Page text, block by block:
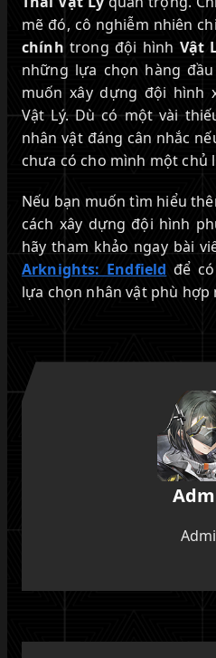
mẽ đó, cô nghiễm nhiên
chính trong đội hình Vật
những lựa chọn hàng
muốn xây dựng đội hình
Vật Lý. Dù có một vài
nhân vật đáng cân nhắc
chưa có cho mình một chủ
Nếu bạn muốn tìm hiểu
cách xây dựng đội hình
hãy tham khảo ngay bài
Arknights: Endfield để
lựa chọn nhân vật phù hợp